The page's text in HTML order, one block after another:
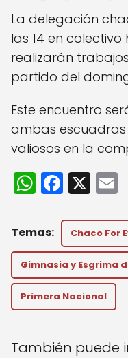
La delegación
las 14 en
realizarán
partido del
Este encuentro
ambas
valiosos en la
W
h
a
ts
A
p
p
F
a
c
e
b
o
o
k
X
l
Chaco For
Gimnasia y Esgrima
Primera Nacional
También puede